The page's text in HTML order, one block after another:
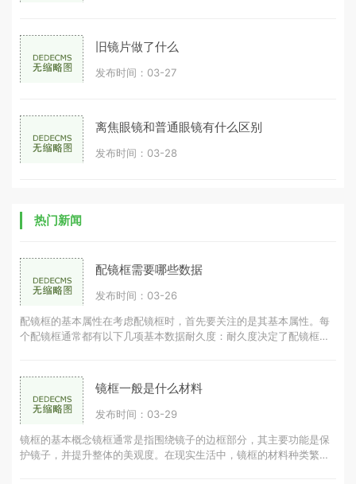
旧镜片做了什么
发布时间：03-27
离焦眼镜和普通眼镜有什么区别
发布时间：03-28
热门新闻
配镜框需要哪些数据
发布时间：03-26
配镜框的基本属性在考虑配镜框时，首先要关注的是其基本属性。每
个配镜框通常都有以下几项基本数据耐久度：耐久度决定了配镜框的
镜框一般是什么材料
发布时间：03-29
镜框的基本概念镜框通常是指围绕镜子的边框部分，其主要功能是保
护镜子，并提升整体的美观度。在现实生活中，镜框的材料种类繁